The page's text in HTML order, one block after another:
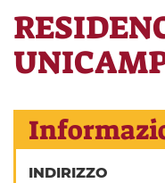
INDIRIZZO